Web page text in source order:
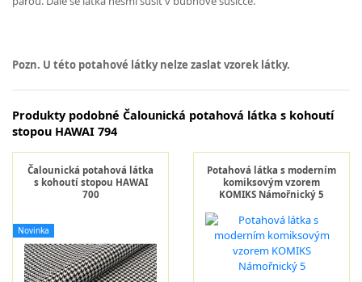
Pozn. U této potahové látky nelze zaslat vzorek látky.
Produkty podobné Čalounická potahová látka s kohoutí
stopou HAWAI 794
Čalounická potahová látka
s kohoutí stopou HAWAI
700
Novinka
Potahová látka s moderním
komiksovým vzorem
KOMIKS Námořnický 5